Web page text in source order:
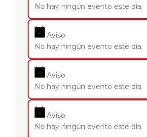
No hay ningún evento este día.
Aviso
No hay ningún evento este día.
Aviso
No hay ningún evento este día.
Aviso
No hay ningún evento este día.